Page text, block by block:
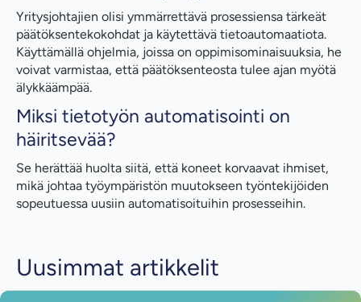
Yritysjohtajien olisi ymmärrettävä prosessiensa tärkeät
päätöksentekokohdat ja käytettävä tietoautomaatiota.
Käyttämällä ohjelmia, joissa on oppimisominaisuuksia, he
voivat varmistaa, että päätöksenteosta tulee ajan myötä
älykkäämpää.
Miksi tietotyön automatisointi on
häiritsevää?
Se herättää huolta siitä, että koneet korvaavat ihmiset,
mikä johtaa työympäristön muutokseen työntekijöiden
sopeutuessa uusiin automatisoituihin prosesseihin.
Uusimmat artikkelit